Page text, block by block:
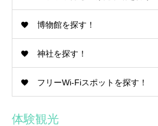
博物館を探す！
神社を探す！
フリーWi-Fiスポットを探す！
体験観光